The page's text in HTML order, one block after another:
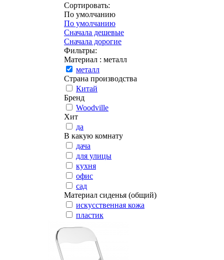
Сортировать:
По умолчанию
По умолчанию
Сначала дешевые
Сначала дорогие
Фильтры:
Материал : металл
металл
Страна производства
Китай
Бренд
Woodville
Хит
да
В какую комнату
дача
для улицы
кухня
офис
сад
Материал сиденья (общий)
искусственная кожа
пластик